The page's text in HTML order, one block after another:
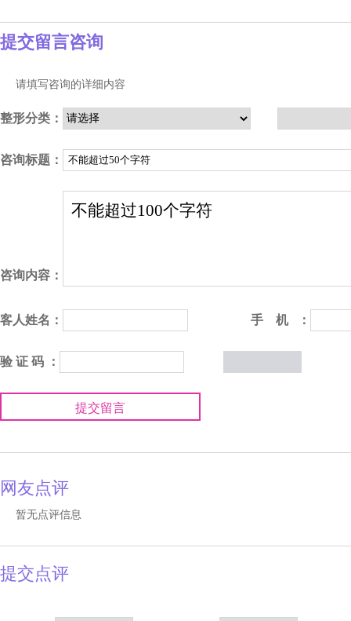
提交留言咨询
请填写咨询的详细内容
整形分类：
咨询标题：
咨询内容：
客人姓名： 手 机 ：
验 证 码 ：
提交留言
网友点评
暂无点评信息
提交点评